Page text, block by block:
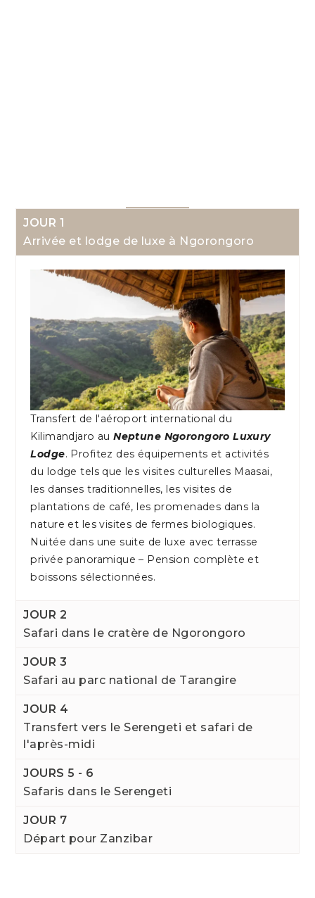
JOUR 1
Arrivée et lodge de luxe à Ngorongoro
Transfert de l'aéroport international du
Kilimandjaro auNeptune Ngorongoro Luxury
Lodge. Profitez des équipements et activités
du lodge tels que les visites culturelles Maasai,
les danses traditionnelles, les visites de
plantations de café, les promenades dans la
nature et les visites de fermes biologiques.
Nuitée dans une suite de luxe avec terrasse
privée panoramique – Pension complète et
boissons sélectionnées.
JOUR 2
Safari dans le cratère de Ngorongoro
JOUR 3
Safari au parc national de Tarangire
JOUR 4
Transfert vers le Serengeti et safari de
l'après-midi
JOURS 5 - 6
Safaris dans le Serengeti
JOUR 7
Départ pour Zanzibar